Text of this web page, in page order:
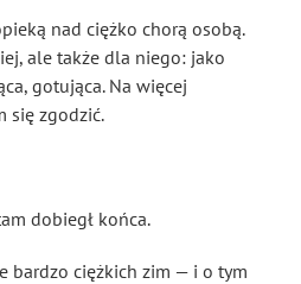
nad ciężko chorą osobą.
ale także dla niego: jako
gotująca. Na więcej
się zgodzić.
dobiegł końca.
bardzo ciężkich zim — i o tym